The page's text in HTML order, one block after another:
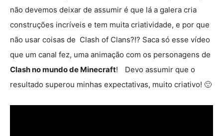
não devemos deixar de assumir é que lá a galera cria
construções incríveis e tem muita criatividade, e por que
não usar coisas de Clash of Clans?!? Saca só esse vídeo
que um canal fez, uma animação com os personagens de
Clash no mundo de Minecraft!
Devo assumir que o
resultado superou minhas expectativas, muito criativo! 🙂